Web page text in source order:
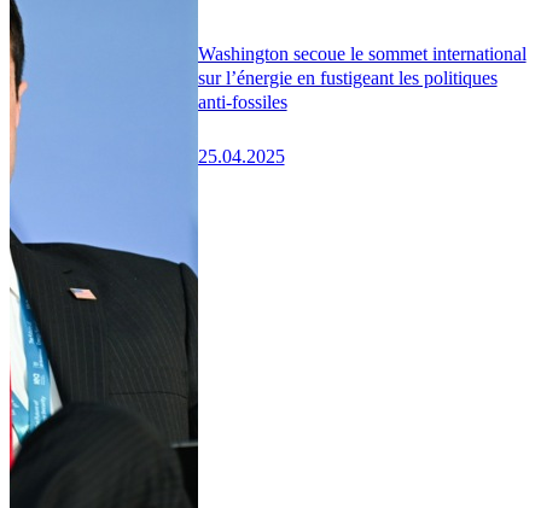
Washington secoue le sommet international
sur l’énergie en fustigeant les politiques
anti-fossiles
25.04.2025